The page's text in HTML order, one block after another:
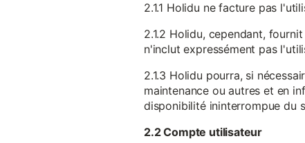
2.1.1 Holidu ne facture pas
2.1.2 Holidu, cependant,
n'inclut expressément pas
2.1.3 Holidu pourra, si
maintenance ou autres et en
disponibilité ininterrompue du
2.2 Compte utilisateur